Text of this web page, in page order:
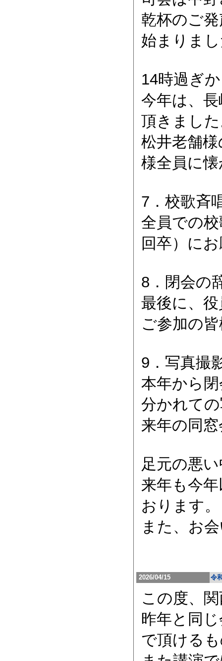
乾杯のご
始まりま
14時過ぎ
今年は、
頂きまし
松井老舗
様全員に
7．校歌斉
全員での
回卒）に
8．閉会の
最後に、
ご参加の
9．写真撮
本年から
分かれて
来年の同
足元の悪
来年も今
おります。
また、お
2026/04/15 令
この度、
昨年と同
で頂ける